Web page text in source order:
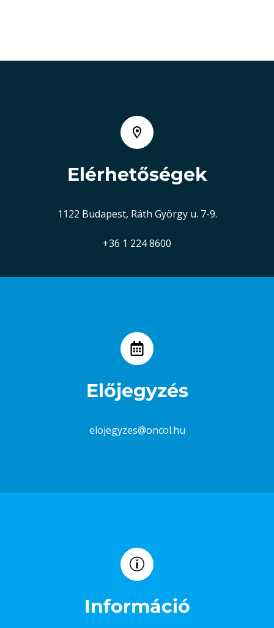
Elérhetőségek
1122 Budapest, Ráth György u. 7-9.
+36 1 224 8600
Előjegyzés
elojegyzes@oncol.hu
Információ